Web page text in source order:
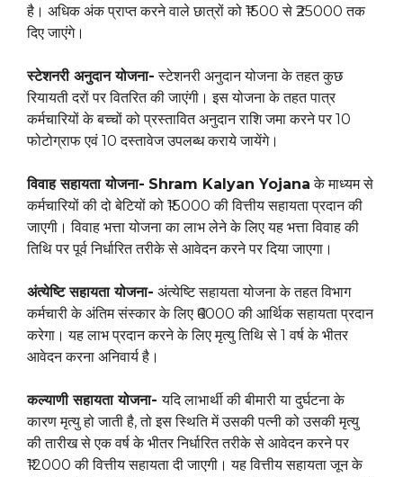
है। अधिक अंक प्राप्त करने वाले छात्रों को ₹1500 से ₹25000 तक
दिए जाएंगे।
स्टेशनरी अनुदान योजना- स्टेशनरी अनुदान योजना के तहत कुछ
रियायती दरों पर वितरित की जाएंगी। इस योजना के तहत पात्र
कर्मचारियों के बच्चों को प्रस्तावित अनुदान राशि जमा करने पर 10
फोटोग्राफ एवं 10 दस्तावेज उपलब्ध कराये जायेंगे।
विवाह सहायता योजना- Shram Kalyan Yojana के माध्यम से
कर्मचारियों की दो बेटियों को ₹15000 की वित्तीय सहायता प्रदान की
जाएगी। विवाह भत्ता योजना का लाभ लेने के लिए यह भत्ता विवाह की
तिथि पर पूर्व निर्धारित तरीके से आवेदन करने पर दिया जाएगा।
अंत्येष्टि सहायता योजना- अंत्येष्टि सहायता योजना के तहत विभाग
कर्मचारी के अंतिम संस्कार के लिए ₹6000 की आर्थिक सहायता प्रदान
करेगा। यह लाभ प्रदान करने के लिए मृत्यु तिथि से 1 वर्ष के भीतर
आवेदन करना अनिवार्य है।
कल्याणी सहायता योजना-यदि लाभार्थी की बीमारी या दुर्घटना के
कारण मृत्यु हो जाती है, तो इस स्थिति में उसकी पत्नी को उसकी मृत्यु
की तारीख से एक वर्ष के भीतर निर्धारित तरीके से आवेदन करने पर
₹12000 की वित्तीय सहायता दी जाएगी। यह वित्तीय सहायता जून के